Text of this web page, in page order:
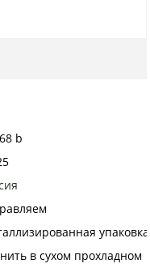
b
в сухом прохладном